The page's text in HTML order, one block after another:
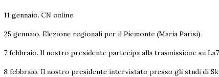
11 gennaio. CN online.
25 gennaio. Elezione regionali per il Piemonte (Maria Parisi).
7 febbraio. Il nostro presidente partecipa alla trasmissione su La7
8 febbraio. Il nostro presidente intervistato presso gli studi di